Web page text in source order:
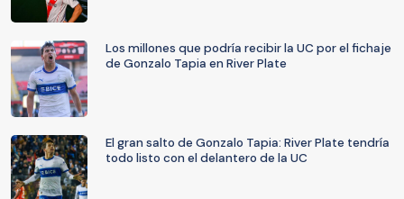
Los millones que podría recibir la UC por el fichaje
de Gonzalo Tapia en River Plate
El gran salto de Gonzalo Tapia: River Plate tendría
todo listo con el delantero de la UC